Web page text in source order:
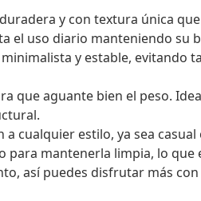
y con textura única
el uso diario manteniendo su
y estable, evitando
que aguante bien el peso.
cualquier estilo, ya sea
para mantenerla limpia, lo que
así puedes disfrutar más